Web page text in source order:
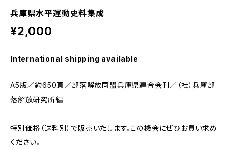
兵庫県水平運動史料集成
¥2,000
International shipping available
A5版／約650頁／部落解放同盟兵庫県連合会刊／（社）兵庫部
落解放研究所編
特別価格（送料別）で販売いたします。この機会にぜひお買い求め
ください。